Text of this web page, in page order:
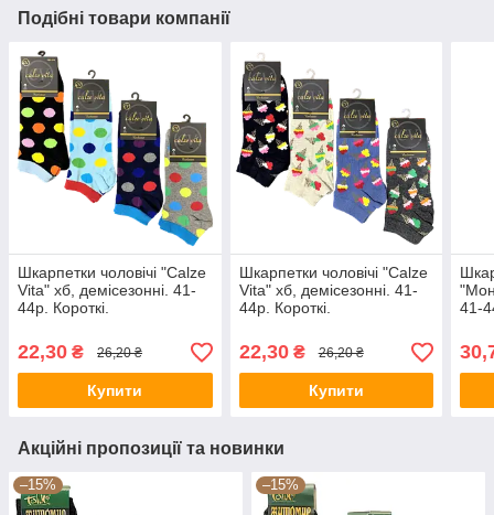
Подібні товари компанії
Шкарпетки чоловічі "Calze
Vita" хб, демісезонні. 41-
44р. Короткі.
22,30 ₴ 26,20 ₴
Купити
Шкарпетки чоловічі "Calze
Vita" хб, демісезонні. 41-
44р. Короткі.
22,30₴ 26,20 ₴
Купити
41-
Акційні пропозиції та новинки
–15% –15%